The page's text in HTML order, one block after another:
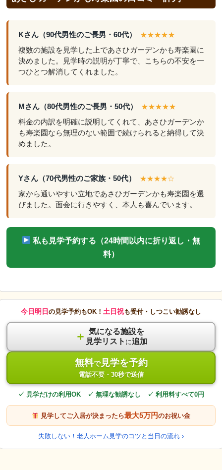
Kさん（90代男性のご長男・60代） ★★★★★
複数の施設を見学した上であさひガーデンかも寿楽園に
決めました。見学時の説明が丁寧で、こちらの不安を一
つひとつ解消してくれました。
Mさん（80代男性のご長男・50代） ★★★★★
料金の内訳を明確に説明してくれて、あさひガーデンか
も寿楽園なら無理のない範囲で続けられると納得して決
めました。
Yさん（70代男性のご家族・50代） ★★★★☆
家から通いやすい立地であさひガーデンかも寿楽園を選
びました。面会に行きやすく、本人も喜んでいます。
私も見学予約する（24時間以内に折り返し・無
料）
今日明日 の見学予約もOK！ 土日祝も受付・しつこい勧誘なし
＋ 気になる施設を
見学リスト に追加
無料で見学を予約
電話不要・30秒で送信
✓ 見学だけの利用OK ✓ 無理な勧誘なし ✓ 利用料すべて0円
見学してご入居が決まったら最大5万円のお祝い金
失敗しない！老人ホーム見学のコツと当日の流れ ›